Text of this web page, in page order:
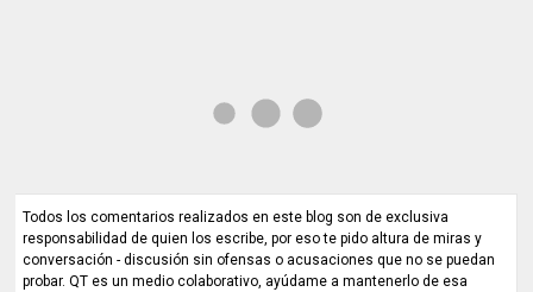
Todos los comentarios realizados en este blog son de exclusiva
responsabilidad de quien los escribe, por eso te pido altura de miras y
conversación - discusión sin ofensas o acusaciones que no se puedan
probar. QT es un medio colaborativo, ayúdame a mantenerlo de esa